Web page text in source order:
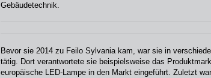
Gebäudetechnik.
Bevor sie 2014 zu Feilo Sylvania kam, war sie in
tätig. Dort verantwortete sie beispielsweise das
europäische LED-Lampe in den Markt eingeführt. Zuletzt